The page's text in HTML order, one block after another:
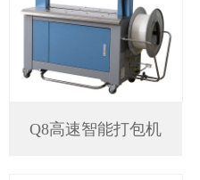
Q8高速智能打包机